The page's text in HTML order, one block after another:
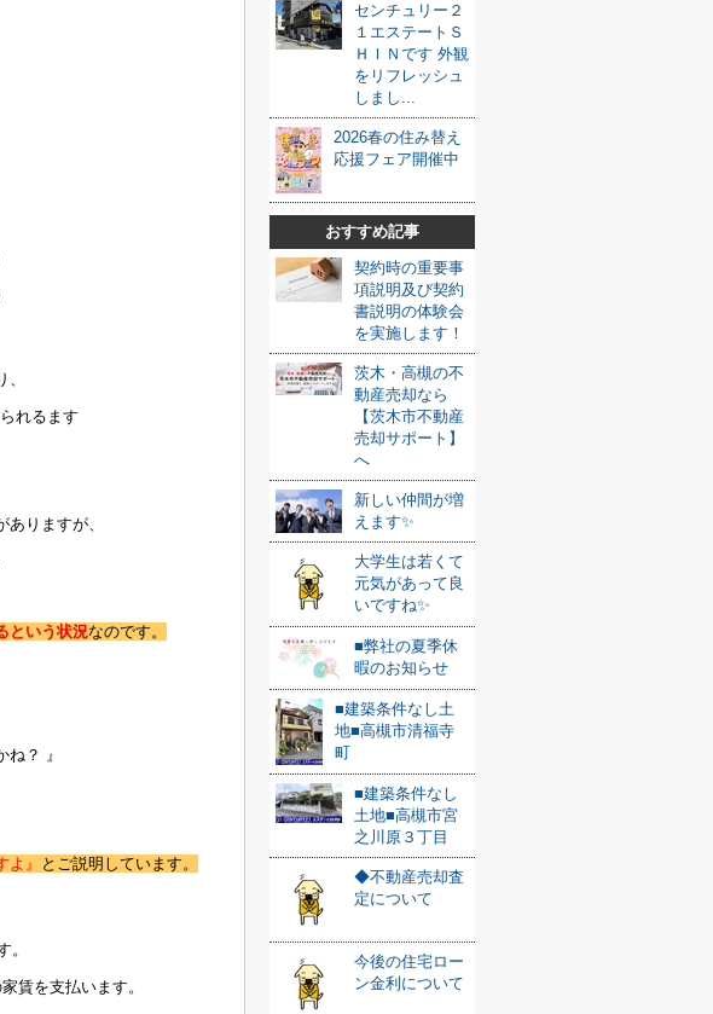
、
れるます
りますが、
という状況なのです。
？ 』
』 とご説明しています。
。
賃を支払います。
センチュリー２
１エステートＳ
ＨＩＮです 外観
をリフレッシュ
しまし...
2026春の住み替え
応援フェア開催中
おすすめ記事
契約時の重要事
項説明及び契約
書説明の体験会
を実施します！
茨木・高槻の不
動産売却なら
【茨木市不動産
売却サポート】
へ
新しい仲間が増
えます✨
大学生は若くて
元気があって良
いですね✨
■弊社の夏季休
暇のお知らせ
■建築条件なし土
地■高槻市清福寺
町
■建築条件なし
土地■高槻市宮
之川原３丁目
◆不動産売却査
定について
今後の住宅ロー
ン金利について